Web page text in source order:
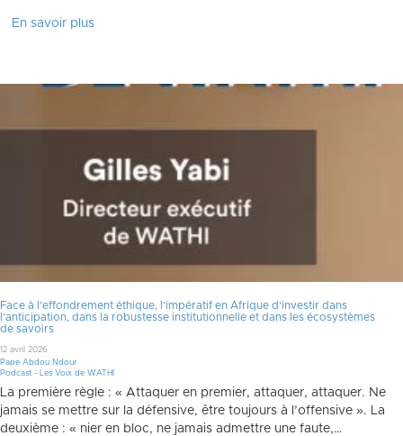
En savoir plus
Face à l’effondrement éthique, l’impératif en Afrique d’investir dans
l’anticipation, dans la robustesse institutionnelle et dans les écosystèmes
de savoirs
12 avril 2026
Pape Abdou Ndour
Podcast - Les Voix de WATHI
La première règle : « Attaquer en premier, attaquer, attaquer. Ne
jamais se mettre sur la défensive, être toujours à l’offensive ». La
deuxième : « nier en bloc, ne jamais admettre une faute,…